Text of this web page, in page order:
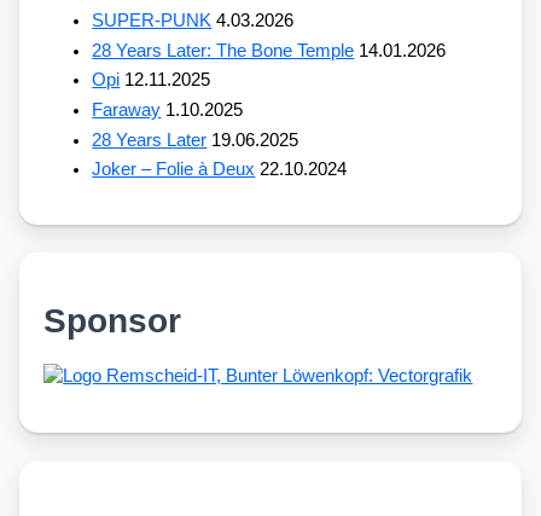
SUPER-PUNK 4.03.2026
28 Years Later: The Bone Temple 14.01.2026
Opi 12.11.2025
Faraway 1.10.2025
28 Years Later 19.06.2025
Joker – Folie à Deux 22.10.2024
Sponsor